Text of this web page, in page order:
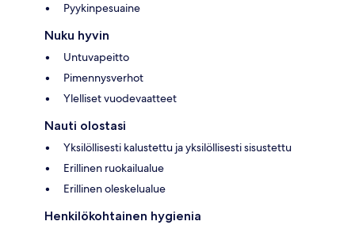
Pyykinpesuaine
Nuku hyvin
Untuvapeitto
Pimennysverhot
Ylelliset vuodevaatteet
Nauti olostasi
Yksilöllisesti kalustettu ja yksilöllisesti sisustettu
Erillinen ruokailualue
Erillinen oleskelualue
Henkilökohtainen hygienia